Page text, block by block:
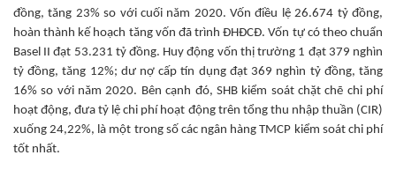
đồng, tăng 23% so với cuối năm 2020. Vốn điều lệ 26.674 tỷ đồng,
hoàn thành kế hoạch tăng vốn đã trình ĐHĐCĐ. Vốn tự có theo chuẩn
Basel II đạt 53.231 tỷ đồng. Huy động vốn thị trường 1 đạt 379 nghìn
tỷ đồng, tăng 12%; dư nợ cấp tín dụng đạt 369 nghìn tỷ đồng, tăng
16% so với năm 2020. Bên cạnh đó, SHB kiểm soát chặt chẽ chi phí
hoạt động, đưa tỷ lệ chi phí hoạt động trên tổng thu nhập thuần (CIR)
xuống 24,22%, là một trong số các ngân hàng TMCP kiểm soát chi phí
tốt nhất.